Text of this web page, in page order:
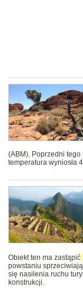
(ABM). Poprzedni tego
temperatura wyniosła
Obiekt ten ma zastąpić
powstaniu
się nasilenia ruchu
konstrukcji.